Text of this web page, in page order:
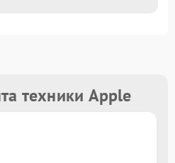
техники Apple